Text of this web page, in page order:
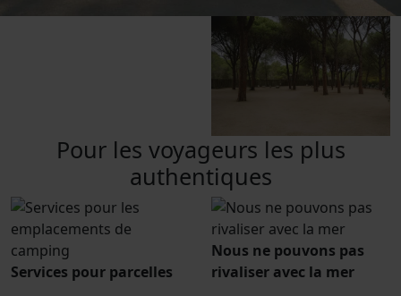
Pour les voyageurs les plus
authentiques
Services pour parcelles
Nous ne pouvons pas
rivaliser avec la mer